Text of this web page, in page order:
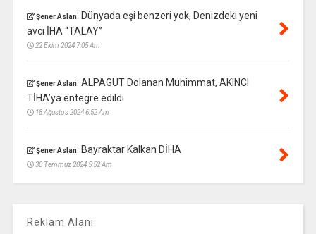
Şener Aslan: Dünyada eşi benzeri yok, Denizdeki yeni
avcı İHA “TALAY”
22 Ekim 2024 7:05 Am
Şener Aslan: ALPAGUT Dolanan Mühimmat, AKINCI
TİHA’ya entegre edildi
18 Ağustos 2024 6:52 Am
Şener Aslan: Bayraktar Kalkan DİHA
30 Temmuz 2024 5:52 Am
Reklam Alanı